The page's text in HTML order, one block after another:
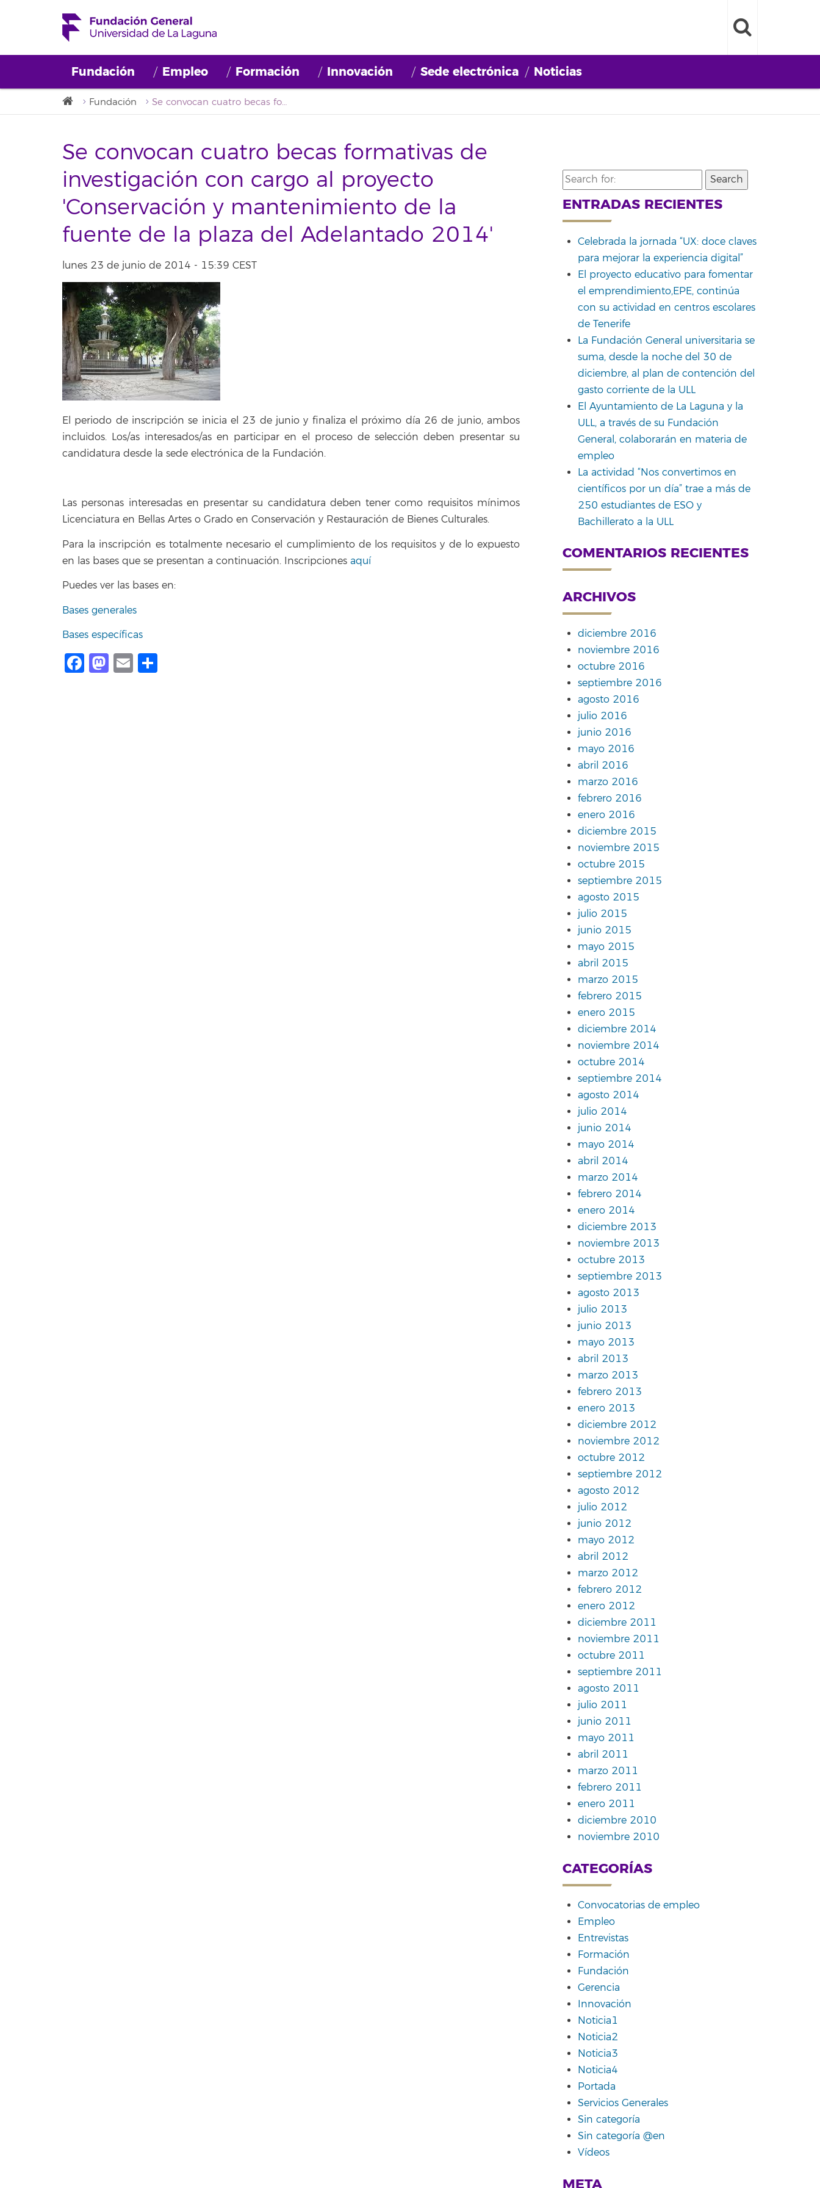
Fundación Empleo Formación Innovación Sede electrónica Noticias
Fundación Se convocan cuatro becas formativas de investigación con cargo al proyecto 'Conservación y mantenimiento de la fuente de la plaza del Adelantado 2014'
Se convocan cuatro becas formativas de
investigación con cargo al proyecto
'Conservación y mantenimiento de la
fuente de la plaza del Adelantado 2014'
lunes 23 de junio de 2014 - 15:39 CEST
El periodo de inscripción se inicia el 23 de junio y finaliza el próximo día 26 de junio, ambos
incluidos. Los/as interesados/as en participar en el proceso de selección deben presentar su
candidatura desde la sede electrónica de la Fundación.
Las personas interesadas en presentar su candidatura deben tener como requisitos mínimos
Licenciatura en Bellas Artes o Grado en Conservación y Restauración de Bienes Culturales.
Para la inscripción es totalmente necesario el cumplimiento de los requisitos y de lo expuesto
en las bases que se presentan a continuación. Inscripciones aquí
Puedes ver las bases en:
Bases generales
Bases específicas
Facebook
Mastodon
Email
Search
for:
ENTRADAS RECIENTES
Celebrada la jornada “UX: doce claves
para mejorar la experiencia digital”
El proyecto educativo para fomentar
el emprendimiento,EPE, continúa
con su actividad en centros escolares
de Tenerife
La Fundación General universitaria se
suma, desde la noche del 30 de
diciembre, al plan de contención del
gasto corriente de la ULL
El Ayuntamiento de La Laguna y la
ULL, a través de su Fundación
General, colaborarán en materia de
empleo
La actividad “Nos convertimos en
científicos por un día” trae a más de
250 estudiantes de ESO y
Bachillerato a la ULL
COMENTARIOS RECIENTES
ARCHIVOS
diciembre 2016
noviembre 2016
octubre 2016
septiembre 2016
agosto 2016
julio 2016
junio 2016
mayo 2016
abril 2016
marzo 2016
febrero 2016
enero 2016
diciembre 2015
noviembre 2015
octubre 2015
septiembre 2015
agosto 2015
julio 2015
junio 2015
mayo 2015
abril 2015
marzo 2015
febrero 2015
enero 2015
diciembre 2014
noviembre 2014
octubre 2014
septiembre 2014
agosto 2014
julio 2014
junio 2014
mayo 2014
abril 2014
marzo 2014
febrero 2014
enero 2014
diciembre 2013
noviembre 2013
octubre 2013
septiembre 2013
agosto 2013
julio 2013
junio 2013
mayo 2013
abril 2013
marzo 2013
febrero 2013
enero 2013
diciembre 2012
noviembre 2012
octubre 2012
septiembre 2012
agosto 2012
julio 2012
junio 2012
mayo 2012
abril 2012
marzo 2012
febrero 2012
enero 2012
diciembre 2011
noviembre 2011
octubre 2011
septiembre 2011
agosto 2011
julio 2011
junio 2011
mayo 2011
abril 2011
marzo 2011
febrero 2011
enero 2011
diciembre 2010
noviembre 2010
CATEGORÍAS
Convocatorias de empleo
Empleo
Entrevistas
Formación
Fundación
Gerencia
Innovación
Noticia1
Noticia2
Noticia3
Noticia4
Portada
Servicios Generales
Sin categoría
Sin categoría @en
Vídeos
META